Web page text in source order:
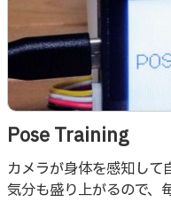
Pose Training
カメラが身体を感知して
気分も盛り上がるので、